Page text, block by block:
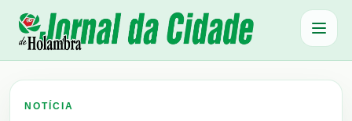
Abrir
NOTÍCIA